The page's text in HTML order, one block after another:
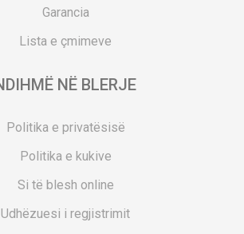
Garancia
Lista e çmimeve
NË BLERJE
Politika e privatësisë
Politika e kukive
Si të blesh online
Udhëzuesi i regjistrimit